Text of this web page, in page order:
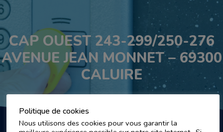
CAP OUEST 243-299/250-276
AVENUE JEAN MONNET – 69300
CALUIRE
Politique de cookies
Nous utilisons des cookies pour vous garantir la